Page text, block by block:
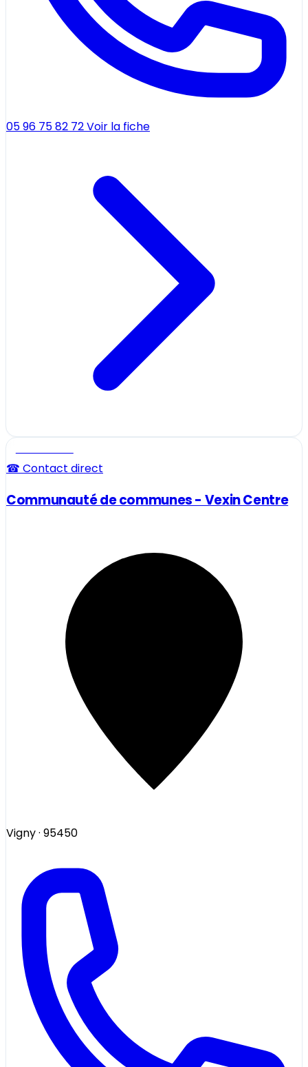
05 96 75 82 72Voir la fiche
☎ Contact direct
Communauté de communes - Vexin Centre
Vigny· 95450